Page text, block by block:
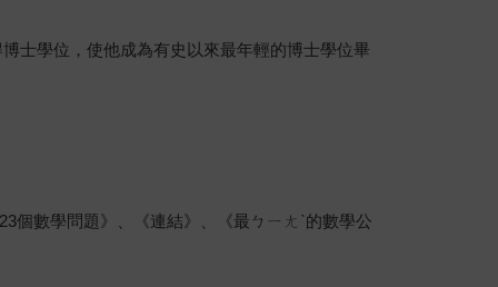
士學位，使他成為有史以來最年輕的博士學位畢
個數學問題》、《連結》、《最ㄅㄧㄤˋ的數學公